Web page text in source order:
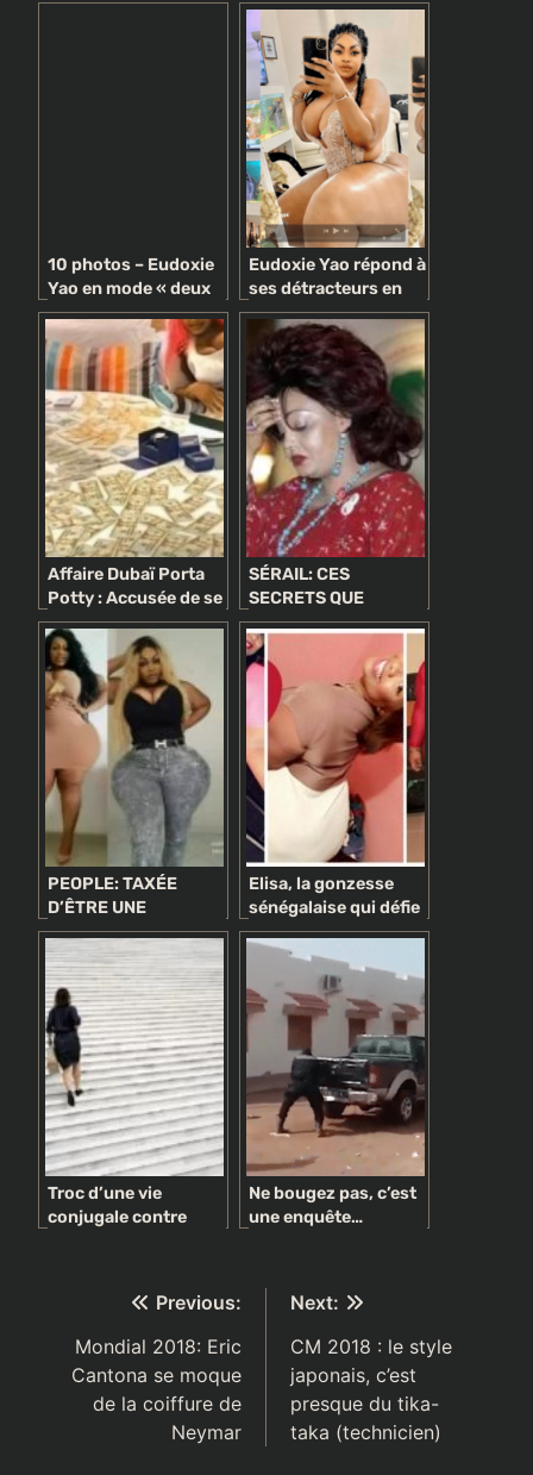
10 photos – Eudoxie
Yao en mode « deux
pièces » (attention
aux yeux)
Eudoxie Yao répond à
ses détracteurs en
publiant des photos
hyper s£xy (08
photos)
Affaire Dubaï Porta
Potty : Accusée de se
livrer à la pratique,
Eudoxie Yao dit ses
vérités
SÉRAIL: CES
SECRETS QUE
CHANTAL BIYA A
VOULU CACHER AUX
CAMEROUNAIS
PEOPLE: TAXÉE
D’ÊTRE UNE
PROSTITUÉE,
EUDOXIE YAO
RÉPOND À SES
DÉTRACTEURS
Elisa, la gonzesse
sénégalaise qui défie
Eudoxie Yao (photos)
Troc d’une vie
conjugale contre
Ne bougez pas, c’est
une enquête…
Navigation
de
l’article
Previous:
Mondial 2018: Eric
Cantona se moque
de la coiffure de
Neymar
Next:
CM 2018 : le style
japonais, c’est
presque du tika-
taka (technicien)